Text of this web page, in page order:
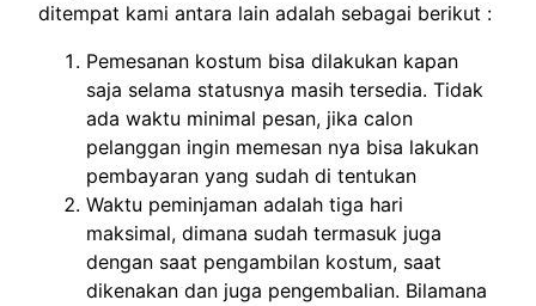
ditempat kami antara lain adalah sebagai berikut :
Pemesanan kostum bisa dilakukan kapan
saja selama statusnya masih tersedia. Tidak
ada waktu minimal pesan, jika calon
pelanggan ingin memesan nya bisa lakukan
pembayaran yang sudah di tentukan
Waktu peminjaman adalah tiga hari
maksimal, dimana sudah termasuk juga
dengan saat pengambilan kostum, saat
dikenakan dan juga pengembalian. Bilamana